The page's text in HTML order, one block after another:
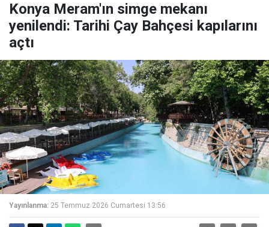
Konya Meram'ın simge mekanı
yenilendi: Tarihi Çay Bahçesi kapılarını
açtı
Yayınlanma: 25 Temmuz 2026 Cumartesi 13:56